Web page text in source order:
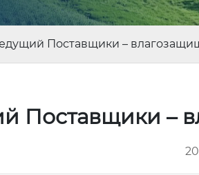
Поставщики –
Поставщики –